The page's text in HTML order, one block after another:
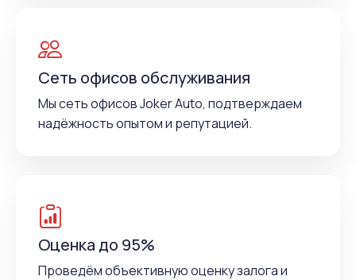
Сеть офисов обслуживания
Мы сеть офисов Joker Auto, подтверждаем
надёжность опытом и репутацией.
Оценка до 95%
Проведём объективную оценку залога и